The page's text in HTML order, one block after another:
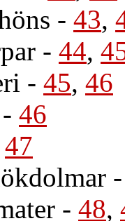
- 43,
- 44,
- 45, 46
- 46
47
- 48,